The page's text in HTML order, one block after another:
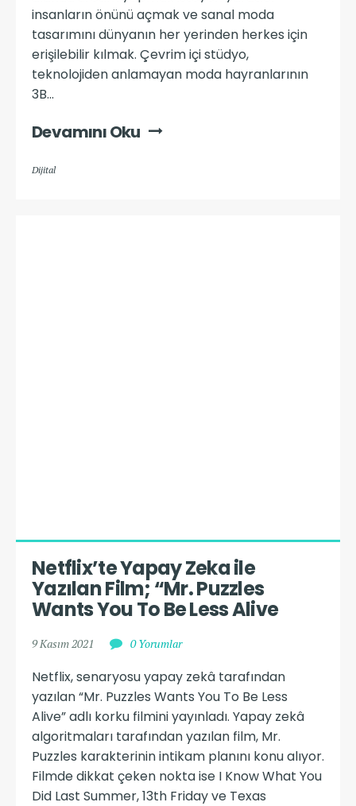
insanların önünü açmak ve sanal moda
tasarımını dünyanın her yerinden herkes için
erişilebilir kılmak. Çevrim içi stüdyo,
teknolojiden anlamayan moda hayranlarının
3B...
Devamını Oku
Dijital
Netflix’te Yapay Zeka ile
Yazılan Film; “Mr. Puzzles
Wants You To Be Less Alive
9 Kasım 2021 0 Yorumlar
Netflix, senaryosu yapay zekâ tarafından
yazılan “Mr. Puzzles Wants You To Be Less
Alive” adlı korku filmini yayınladı. Yapay zekâ
algoritmaları tarafından yazılan film, Mr.
Puzzles karakterinin intikam planını konu alıyor.
Filmde dikkat çeken nokta ise I Know What You
Did Last Summer, 13th Friday ve Texas